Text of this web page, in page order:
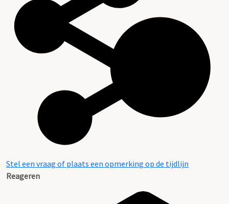
Stel een vraag of plaats een opmerking op de tijdlijn
Reageren